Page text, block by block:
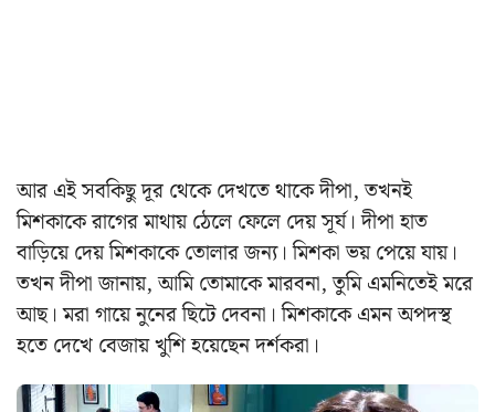
আর এই সবকিছু দূর থেকে দেখতে থাকে দীপা, তখনই
মিশকাকে রাগের মাথায় ঠেলে ফেলে দেয় সূর্য। দীপা হাত
বাড়িয়ে দেয় মিশকাকে তোলার জন্য। মিশকা ভয় পেয়ে যায়।
তখন দীপা জানায়, আমি তোমাকে মারবনা, তুমি এমনিতেই মরে
আছ। মরা গায়ে নুনের ছিটে দেবনা। মিশকাকে এমন অপদস্থ
হতে দেখে বেজায় খুশি হয়েছেন দর্শকরা।